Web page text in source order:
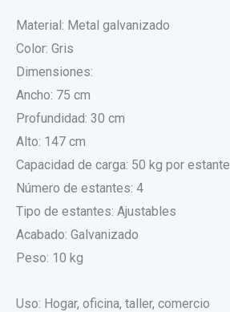
Material: Metal galvanizado
Color: Gris
Dimensiones:
Ancho: 75 cm
Profundidad: 30 cm
Alto: 147 cm
Capacidad de carga: 50 kg por estante
Número de estantes: 4
Tipo de estantes: Ajustables
Acabado: Galvanizado
Peso: 10 kg
Uso: Hogar, oficina, taller, comercio